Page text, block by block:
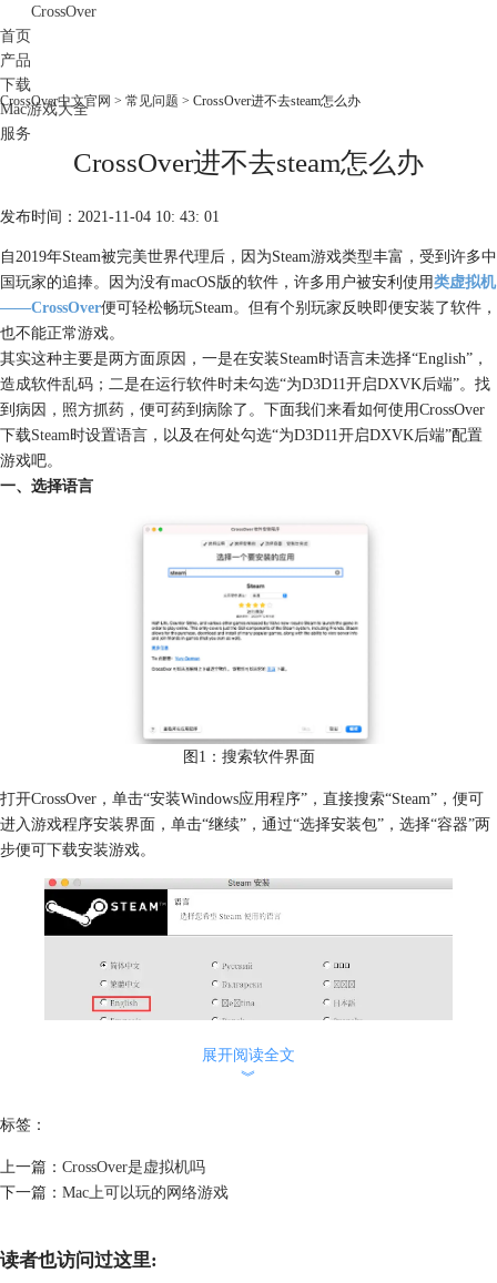
CrossOver
首页
产品
下载
Mac游戏大全
服务
CrossOver中文官网 > 常见问题 > CrossOver进不去steam怎么办
CrossOver进不去steam怎么办
发布时间：2021-11-04 10: 43: 01
自2019年Steam被完美世界代理后，因为Steam游戏类型丰富，受到许多中
国玩家的追捧。因为没有macOS版的软件，许多用户被安利使用类虚拟机
——CrossOver便可轻松畅玩Steam。但有个别玩家反映即便安装了软件，
也不能正常游戏。
其实这种主要是两方面原因，一是在安装Steam时语言未选择“English”，
造成软件乱码；二是在运行软件时未勾选“为D3D11开启DXVK后端”。找
到病因，照方抓药，便可药到病除了。下面我们来看如何使用CrossOver
下载Steam时设置语言，以及在何处勾选“为D3D11开启DXVK后端”配置
游戏吧。
一、选择语言
图1：搜索软件界面
打开CrossOver，单击“安装Windows应用程序”，直接搜索“Steam”，便可
进入游戏程序安装界面，单击“继续”，通过“选择安装包”，选择“容器”两
步便可下载安装游戏。
图2：选择而语言界面
一定要选择“English”，不要选择“简体中文”，否则启动游戏时会出现乱
展开阅读全文
︾
标签：
上一篇： CrossOver是虚拟机吗
下一篇： Mac上可以玩的网络游戏
读者也访问过这里: